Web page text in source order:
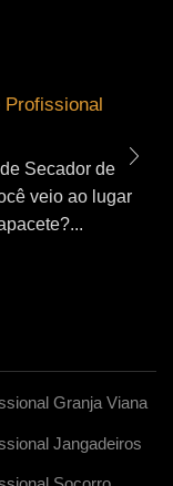
Profissional
Secador de
veio ao lugar
Granja Viana
Jangadeiros